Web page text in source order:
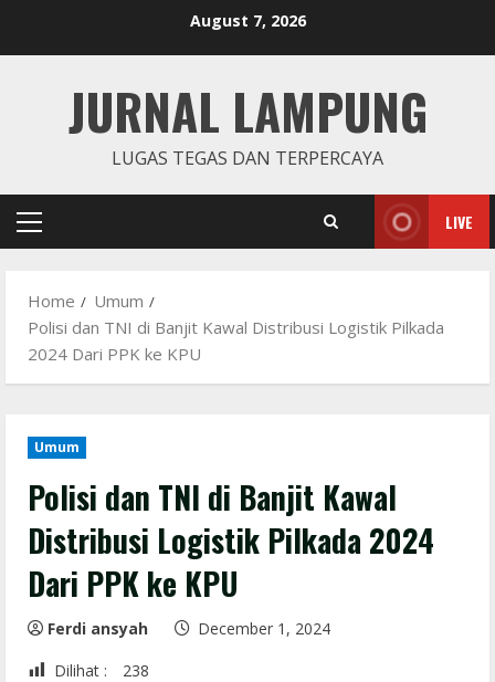
August 7, 2026
JURNAL LAMPUNG
LUGAS TEGAS DAN TERPERCAYA
Primary
LIVE
Home
Umum
Polisi dan TNI di Banjit Kawal Distribusi Logistik Pilkada
2024 Dari PPK ke KPU
Umum
Polisi dan TNI di Banjit Kawal
Distribusi Logistik Pilkada 2024
Dari PPK ke KPU
Ferdi ansyah
December 1, 2024
Dilihat :
238